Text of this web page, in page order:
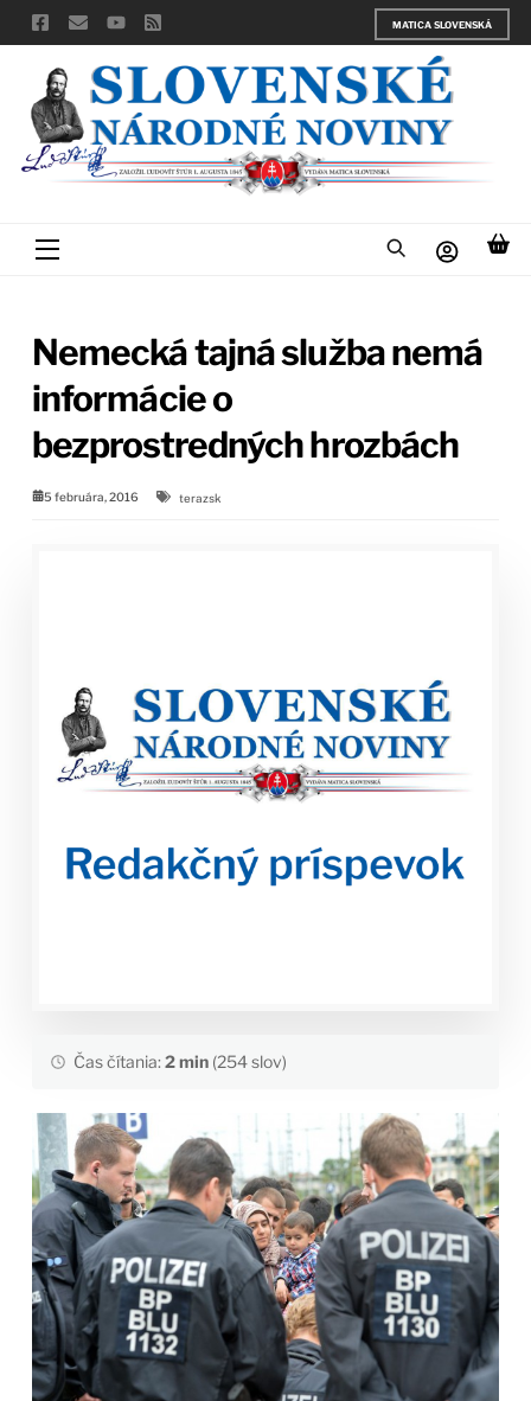
Skip
to
content
MATICA SLOVENSKÁ
Menu
Nemecká tajná služba nemá
informácie o
bezprostredných hrozbách
5 februára, 2016 terazsk
Čas čítania:2 min(254 slov)